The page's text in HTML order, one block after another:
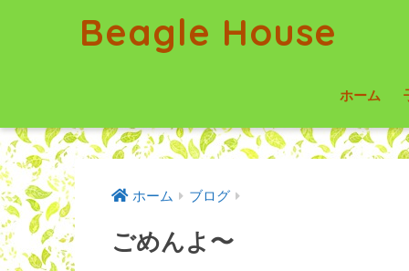
Beagle House
ホーム
ホーム ブログ
ごめんよ〜